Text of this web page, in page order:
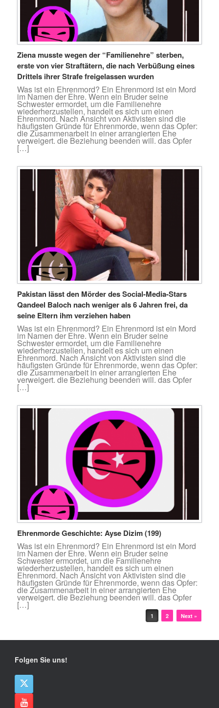
Ziena musste wegen der “Familienehre” sterben,
erste von vier Straftätern, die nach Verbüßung eines
Drittels ihrer Strafe freigelassen wurden
Was ist ein Ehrenmord? Ein Ehrenmord ist ein Mord
im Namen der Ehre. Wenn ein Bruder seine
Schwester ermordet, um die Familienehre
wiederherzustellen, handelt es sich um einen
Ehrenmord. Nach Ansicht von Aktivisten sind die
häufigsten Gründe für Ehrenmorde, wenn das Opfer:
die Zusammenarbeit in einer arrangierten Ehe
verweigert. die Beziehung beenden will. das Opfer
[…]
Pakistan lässt den Mörder des Social-Media-Stars
Qandeel Baloch nach weniger als 6 Jahren frei, da
seine Eltern ihm verziehen haben
Was ist ein Ehrenmord? Ein Ehrenmord ist ein Mord
im Namen der Ehre. Wenn ein Bruder seine
Schwester ermordet, um die Familienehre
wiederherzustellen, handelt es sich um einen
Ehrenmord. Nach Ansicht von Aktivisten sind die
häufigsten Gründe für Ehrenmorde, wenn das Opfer:
die Zusammenarbeit in einer arrangierten Ehe
verweigert. die Beziehung beenden will. das Opfer
[…]
Ehrenmorde Geschichte: Ayse Dizim (199)
Was ist ein Ehrenmord? Ein Ehrenmord ist ein Mord
im Namen der Ehre. Wenn ein Bruder seine
Schwester ermordet, um die Familienehre
wiederherzustellen, handelt es sich um einen
Ehrenmord. Nach Ansicht von Aktivisten sind die
häufigsten Gründe für Ehrenmorde, wenn das Opfer:
die Zusammenarbeit in einer arrangierten Ehe
verweigert. die Beziehung beenden will. das Opfer
[…]
1 2 Next »
Folgen Sie uns!